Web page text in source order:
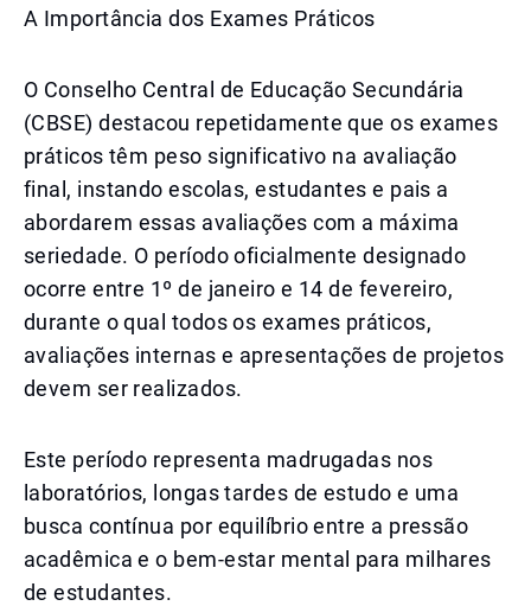
A Importância dos Exames Práticos
O Conselho Central de Educação Secundária
(CBSE) destacou repetidamente que os exames
práticos têm peso significativo na avaliação
final, instando escolas, estudantes e pais a
abordarem essas avaliações com a máxima
seriedade. O período oficialmente designado
ocorre entre 1º de janeiro e 14 de fevereiro,
durante o qual todos os exames práticos,
avaliações internas e apresentações de projetos
devem ser realizados.
Este período representa madrugadas nos
laboratórios, longas tardes de estudo e uma
busca contínua por equilíbrio entre a pressão
acadêmica e o bem-estar mental para milhares
de estudantes.